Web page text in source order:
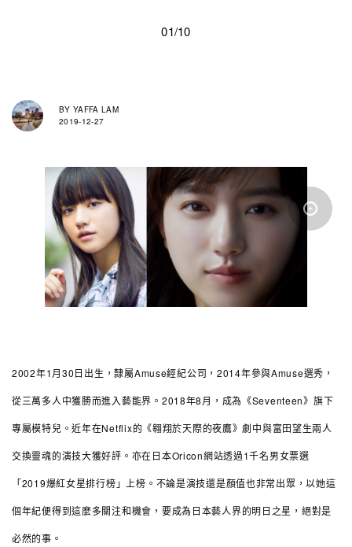
01/10
BY YAFFA LAM
2019-12-27
2002年1月30日出生，隸屬Amuse經紀公司，2014年參與Amuse選秀，
從三萬多人中獲勝而進入藝能界。2018年8月，成為《Seventeen》旗下
專屬模特兒。近年在Netflix的《翱翔於天際的夜鷹》劇中與富田望生兩人
交換靈魂的演技大獲好評。亦在日本Oricon網站透過1千名男女票選
「2019爆紅女星排行榜」上榜。不論是演技還是顏值也非常出眾，以她這
個年紀便得到這麼多關注和機會，要成為日本藝人界的明日之星，絕對是
必然的事。